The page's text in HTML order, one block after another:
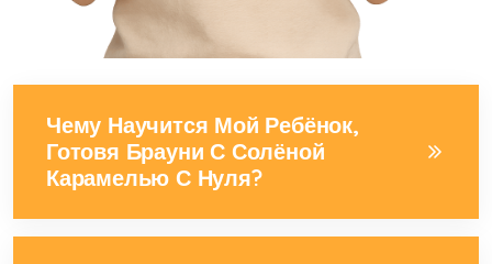
Чему Научится Мой Ребёнок,
Готовя Брауни С Солёной
Карамелью С Нуля?